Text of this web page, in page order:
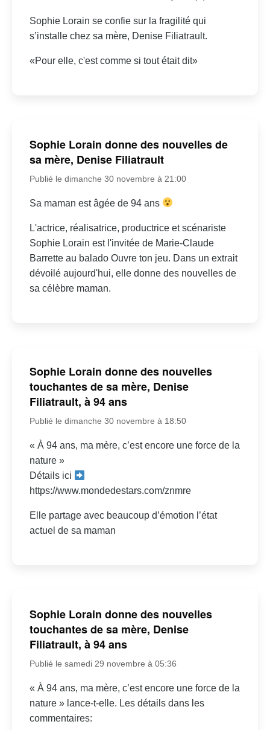
Sophie Lorain se confie sur la fragilité qui
s’installe chez sa mère, Denise Filiatrault.
«Pour elle, c'est comme si tout était dit»
Sophie Lorain donne des nouvelles de
sa mère, Denise Filiatrault
Publié le dimanche 30 novembre à 21:00
Sa maman est âgée de 94 ans
L'actrice, réalisatrice, productrice et scénariste
Sophie Lorain est l'invitée de Marie-Claude
Barrette au balado Ouvre ton jeu. Dans un extrait
dévoilé aujourd'hui, elle donne des nouvelles de
sa célèbre maman.
Sophie Lorain donne des nouvelles
touchantes de sa mère, Denise
Filiatrault, à 94 ans
Publié le dimanche 30 novembre à 18:50
« À 94 ans, ma mère, c’est encore une force de la
nature »
Détails ici
https://www.mondedestars.com/znmre
Elle partage avec beaucoup d’émotion l’état
actuel de sa maman
Sophie Lorain donne des nouvelles
touchantes de sa mère, Denise
Filiatrault, à 94 ans
Publié le samedi 29 novembre à 05:36
« À 94 ans, ma mère, c’est encore une force de la
nature » lance-t-elle. Les détails dans les
commentaires: